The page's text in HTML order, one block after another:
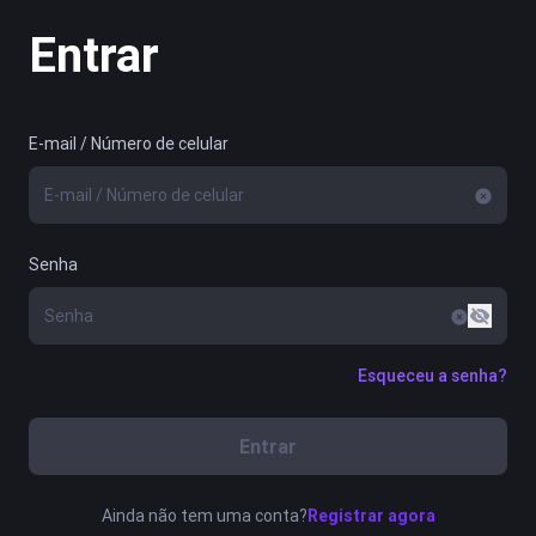
Entrar
E-mail / Número de celular
Senha
Esqueceu a senha?
Entrar
Ainda não tem uma conta? Registrar agora